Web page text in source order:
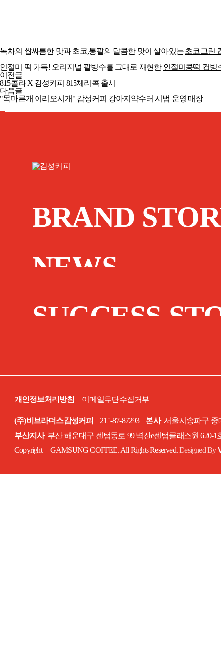
녹차의 쌉싸름한 맛과 초코,통팥의 달콤한 맛이 살아있는 초코그린
인절미 떡 가득! 오리지널 팥빙수를 그대로 재현한 인절미콩떡 컵빙
이전글
815콜라 X 감성커피 815체리콕 출시
다음글
"목마른개 이리오시개" 감성커피 강아지약수터 시범 운영 매장
BRAND
NEWS
SUCCESS
개인정보처리방침 | 이메일무단수집거부
(주)비브라더스감성커피 215-87-87293 본사서울시송파구 중
부산지사부산 해운대구 센텀동로 99 벽산e센텀클래스원 620-1
Copyright GAMSUNG COFFEE. All Rights Reserved.Designed By